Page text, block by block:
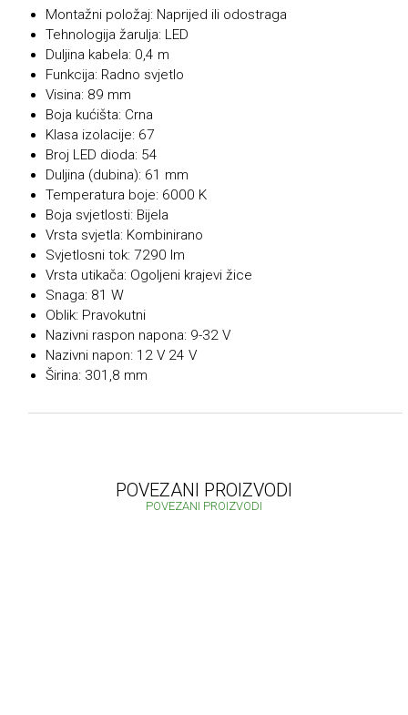
Montažni položaj: Naprijed ili odostraga
Tehnologija žarulja: LED
Duljina kabela: 0,4 m
Funkcija: Radno svjetlo
Visina: 89 mm
Boja kućišta: Crna
Klasa izolacije: 67
Broj LED dioda: 54
Duljina (dubina): 61 mm
Temperatura boje: 6000 K
Boja svjetlosti: Bijela
Vrsta svjetla: Kombinirano
Svjetlosni tok: 7290 lm
Vrsta utikača: Ogoljeni krajevi žice
Snaga: 81 W
Oblik: Pravokutni
Nazivni raspon napona: 9-32 V
Nazivni napon: 12 V 24 V
Širina: 301,8 mm
POVEZANI PROIZVODI
POVEZANI PROIZVODI